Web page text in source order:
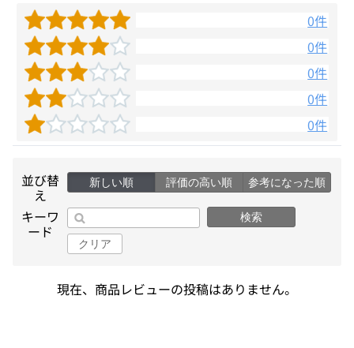
0件
0件
0件
0件
0件
並び替
え
新しい順 評価の高い順 参考になった順
キーワ
ード
検索
クリア
現在、商品レビューの投稿はありません。